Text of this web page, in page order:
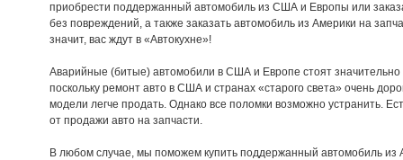
приобрести поддержанный автомобиль из США и Европы или
без повреждений, а также заказать автомобиль из Америки на
значит, вас ждут в «Автокухне»!
Аварийные (битые) автомобили в США и Европе стоят
поскольку ремонт авто в США и странах «старого света» очень
модели легче продать. Однако все поломки возможно устранить.
от продажи авто на запчасти.
В любом случае, мы поможем купить поддержанный автомобиль из